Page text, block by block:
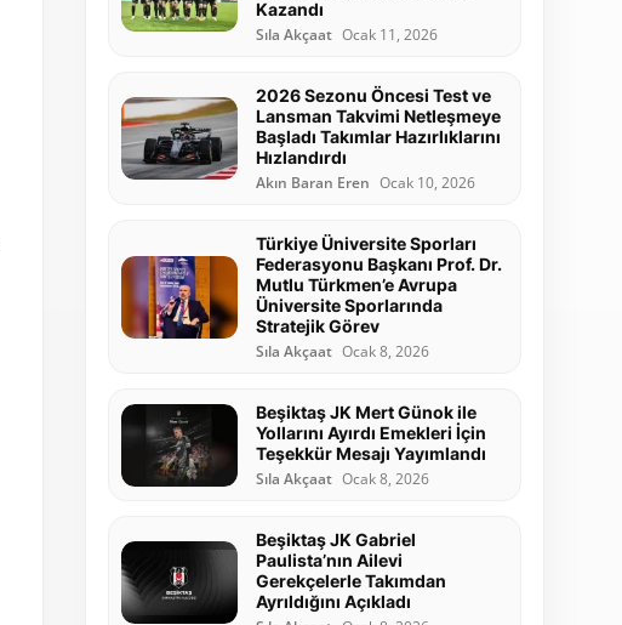
Kazandı
Sıla Akçaat Ocak 11, 2026
2026 Sezonu Öncesi Test ve
Lansman Takvimi Netleşmeye
Başladı Takımlar Hazırlıklarını
Hızlandırdı
Akın Baran Eren Ocak 10, 2026
Türkiye Üniversite Sporları
Federasyonu Başkanı Prof. Dr.
Mutlu Türkmen’e Avrupa
Üniversite Sporlarında
Stratejik Görev
Sıla Akçaat Ocak 8, 2026
Beşiktaş JK Mert Günok ile
Yollarını Ayırdı Emekleri İçin
Teşekkür Mesajı Yayımlandı
Sıla Akçaat Ocak 8, 2026
Beşiktaş JK Gabriel
Paulista’nın Ailevi
Gerekçelerle Takımdan
Ayrıldığını Açıkladı